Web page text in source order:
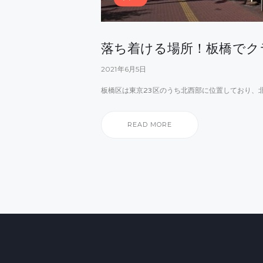
落ち着ける場所！板橋で
2021年6月5日
板橋区は東京23区のうち北西部に位置しており、
READ MORE